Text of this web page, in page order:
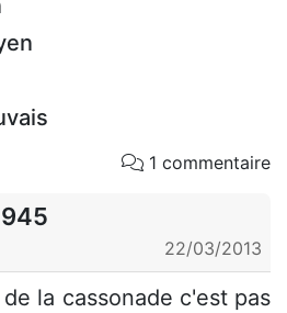
1 commentaire
22/03/2013
la cassonade c'est pas